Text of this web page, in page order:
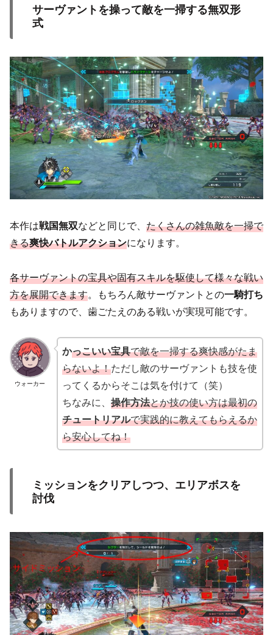
サーヴァントを操って敵を一掃する無双形
式
本作は戦国無双などと同じで、 たくさんの雑魚敵を一掃で
きる爽快バトルアクションになります。
各サーヴァントの宝具や固有スキルを駆使して様々な戦い
方を展開できます。もちろん敵サーヴァントとの一騎打ち
もありますので、歯ごたえのある戦いが実現可能です。
ウォーカー
かっこいい宝具で敵を一掃する爽快感がたま
らないよ！ただし敵のサーヴァントも技を使
ってくるからそこは気を付けて（笑）
ちなみに、 操作方法とか技の使い方は最初の
チュートリアルで実践的に教えてもらえるか
ら安心してね！
ミッションをクリアしつつ、エリアボスを
討伐